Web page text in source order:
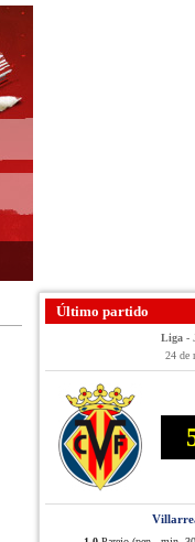
Último partido
Liga -
24 de